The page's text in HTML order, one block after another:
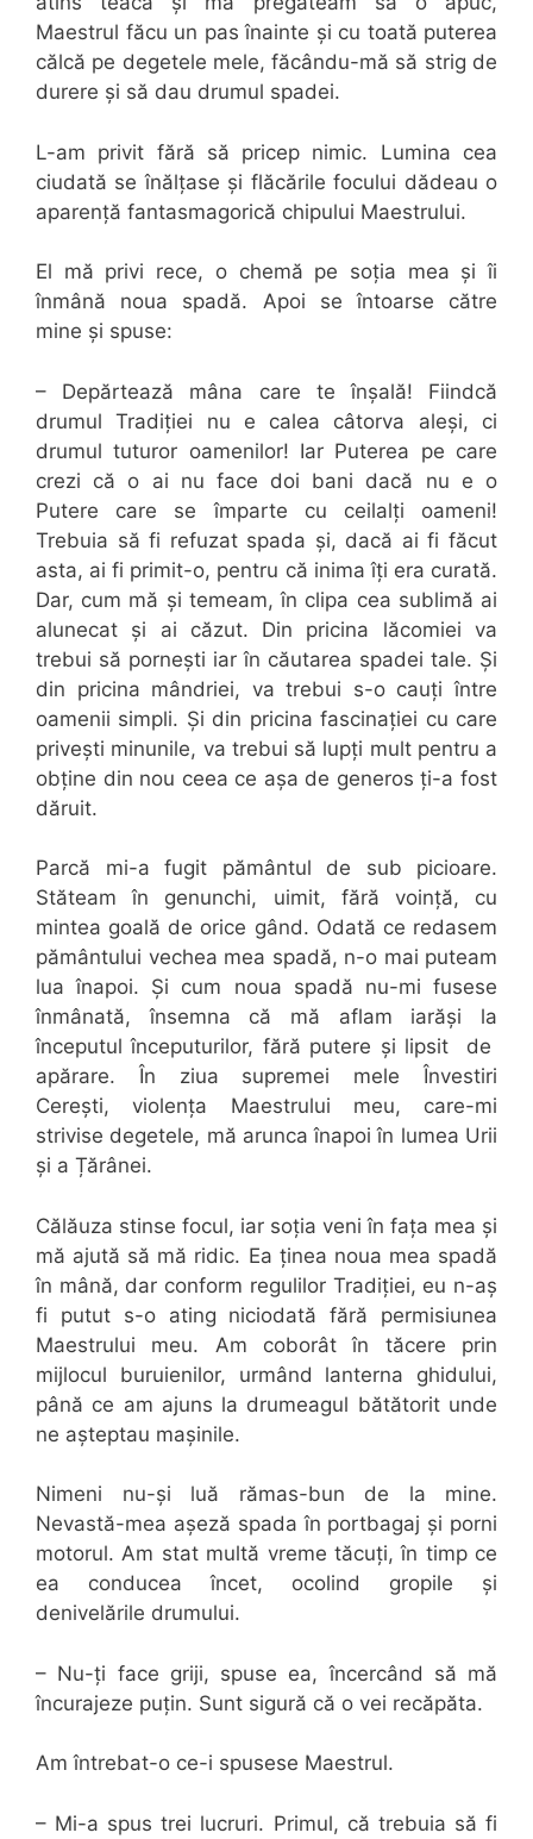
Maestrul făcu un pas înainte și cu toată puterea
călcă pe degetele mele, făcându-mă să strig de
durere și să dau drumul spadei.
L-am privit fără să pricep nimic. Lumina cea
ciudată se înălțase și flăcările focului dădeau o
aparență fantasmagorică chipului Maestrului.
El mă privi rece, o chemă pe soția mea și îi
înmână noua spadă. Apoi se întoarse către
mine și spuse:
– Depărtează mâna care te înșală! Fiindcă
drumul Tradiției nu e calea câtorva aleși, ci
drumul tuturor oamenilor! Iar Puterea pe care
crezi că o ai nu face doi bani dacă nu e o
Putere care se împarte cu ceilalți oameni!
Trebuia să fi refuzat spada și, dacă ai fi făcut
asta, ai fi primit-o, pentru că inima îți era curată.
Dar, cum mă și temeam, în clipa cea sublimă ai
alunecat și ai căzut. Din pricina lăcomiei va
trebui să pornești iar în căutarea spadei tale. Și
din pricina mândriei, va trebui s-o cauți între
oamenii simpli. Și din pricina fascinației cu care
privești minunile, va trebui să lupți mult pentru a
obține din nou ceea ce așa de generos ți-a fost
dăruit.
Parcă mi-a fugit pământul de sub picioare.
Stăteam în genunchi, uimit, fără voință, cu
mintea goală de orice gând. Odată ce redasem
pământului vechea mea spadă, n-o mai puteam
lua înapoi. Și cum noua spadă nu-mi fusese
înmânată, însemna că mă aflam iarăși la
începutul începuturilor, fără putere și lipsit de
apărare. În ziua supremei mele Învestiri
Cerești, violența Maestrului meu, care-mi
strivise degetele, mă arunca înapoi în lumea Urii
și a Țărânei.
Călăuza stinse focul, iar soția veni în fața mea și
mă ajută să mă ridic. Ea ținea noua mea spadă
în mână, dar conform regulilor Tradiției, eu n-aș
fi putut s-o ating niciodată fără permisiunea
Maestrului meu. Am coborât în tăcere prin
mijlocul buruienilor, urmând lanterna ghidului,
până ce am ajuns la drumeagul bătătorit unde
ne așteptau mașinile.
Nimeni nu-și luă rămas-bun de la mine.
Nevastă-mea așeză spada în portbagaj și porni
motorul. Am stat multă vreme tăcuți, în timp ce
ea conducea încet, ocolind gropile și
denivelările drumului.
– Nu-ți face griji, spuse ea, încercând să mă
încurajeze puțin. Sunt sigură că o vei recăpăta.
Am întrebat-o ce-i spusese Maestrul.
– Mi-a spus trei lucruri. Primul, că trebuia să fi